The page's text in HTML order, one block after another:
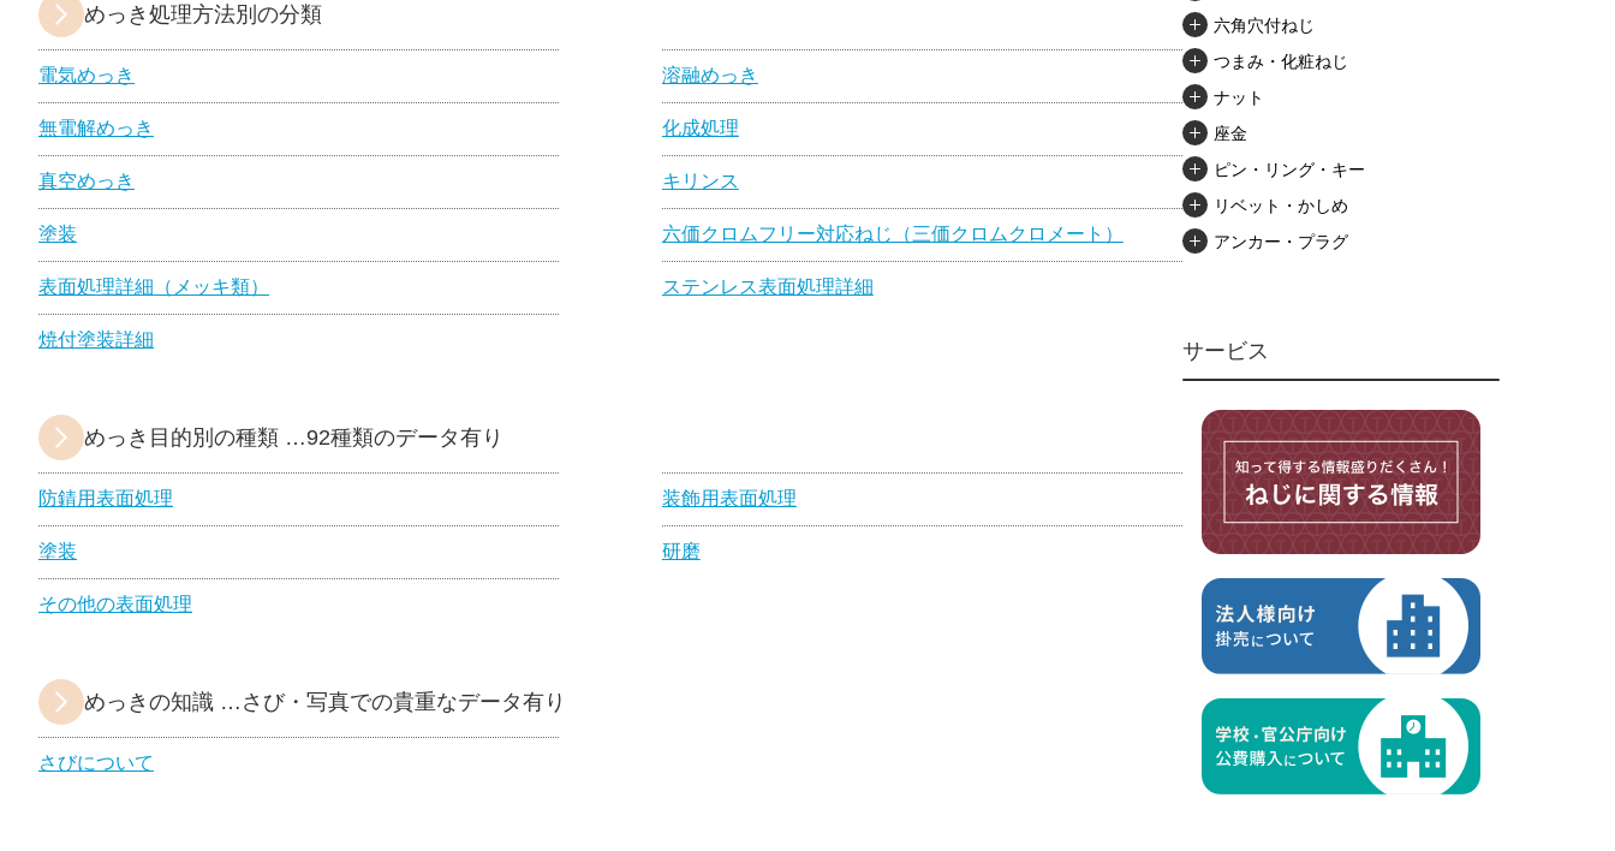
めっき処理方法別の分類
電気めっき 溶融めっき
無電解めっき 化成処理
真空めっき キリンス
塗装 六価クロムフリー対応ねじ（三価クロムクロメート）
表面処理詳細（メッキ類） ステンレス表面処理詳細
焼付塗装詳細
めっき目的別の種類 …92種類のデータ有り
防錆用表面処理 装飾用表面処理
塗装 研磨
その他の表面処理
めっきの知識 …さび・写真での貴重なデータ有り
さびについて
六角穴付ねじ
つまみ・化粧ねじ
ナット
座金
ピン・リング・キー
リベット・かしめ
アンカー・プラグ
マイクロねじ
台形ねじ
その他ねじ
便利品
金具・金物
切削工具
研削研磨品
作業用品
ケミカル製品
サービス